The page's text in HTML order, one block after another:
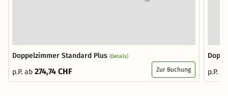
Doppelzimmer Standard Plus (Details)
p.P. ab 274,74 CHF Zur Buchung
p.P.